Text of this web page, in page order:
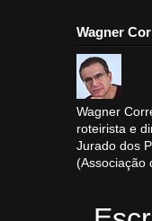
Wagner
Wagner
roteirista e
Jurado dos
(Associação